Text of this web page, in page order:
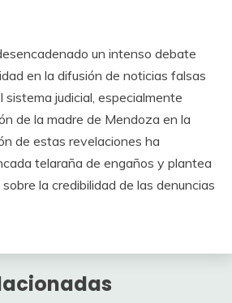
un intenso debate
en la difusión de noticias falsas
sistema judicial, especialmente
de la madre de Mendoza en la
de estas revelaciones ha
telaraña de engaños y plantea
la credibilidad de las denuncias